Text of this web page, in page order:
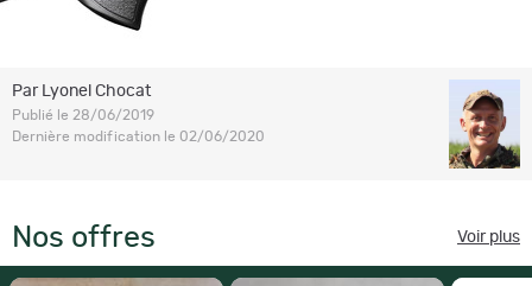
Par Lyonel Chocat
Publié le 28/06/2019
Dernière modification le 02/06/2020
Nos offres Voir plus